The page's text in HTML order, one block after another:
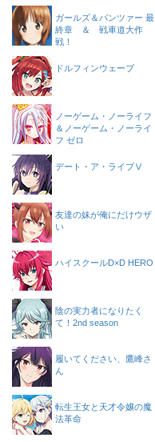
ガールズ＆パンツァー 最
終章 ＆ 戦車道大作
戦！
ドルフィンウェーブ
ノーゲーム・ノーライフ
＆ノーゲーム・ノーライ
フ ゼロ
デート・ア・ライブⅤ
友達の妹が俺にだけウザ
い
ハイスクールD×D HERO
陰の実力者になりたく
て！2nd season
履いてください、鷹峰さ
ん
転生王女と天才令嬢の魔
法革命